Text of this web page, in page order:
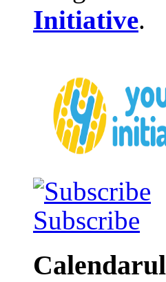
Initiative.
Subscribe